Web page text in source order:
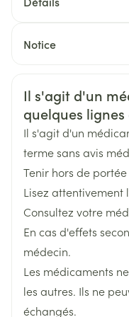
si vous souffrez de
qu'une insuffisance
une tachyarythmie
ischémiques ou
hypertrophique
l'effort/allergique/
microgrammes 4
Traitement du
microgrammes si
Prévention de
l'effort/allergique/
avant l'exposition
microgrammes si
Traitement "à la
microgrammes 4
L'intervalle de
Marques Gsk
Largeur 58
Longueur 101
Profondeur 32
Quantité Du
Paquet
Notice
Allemand
Informations
Il s'agit d'un
quelques
Il s'agit d'un
terme sans avis
Tenir hors de
Lisez attentivement
Consultez votre
En cas d'effets
médecin.
Les médicaments
les autres. Ils ne
échangés.